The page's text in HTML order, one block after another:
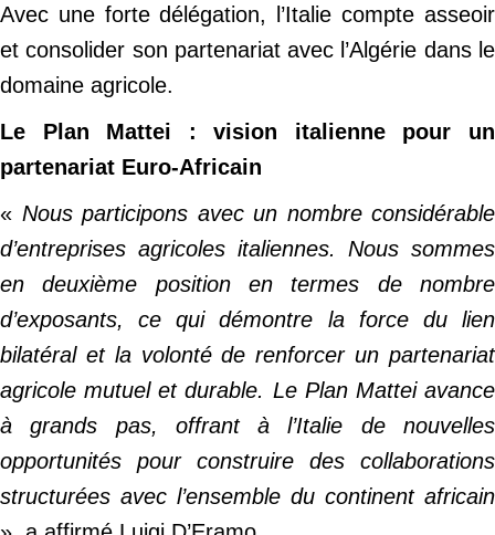
Avec une forte délégation, l’Italie compte asseoir
et consolider son partenariat avec l’Algérie dans le
domaine agricole.
Le Plan Mattei : vision italienne pour un
partenariat Euro-Africain
« Nous participons avec un nombre considérable
d’entreprises agricoles italiennes. Nous sommes
en deuxième position en termes de nombre
d’exposants, ce qui démontre la force du lien
bilatéral et la volonté de renforcer un partenariat
agricole mutuel et durable. Le Plan Mattei avance
à grands pas, offrant à l’Italie de nouvelles
opportunités pour construire des collaborations
structurées avec l’ensemble du continent africain